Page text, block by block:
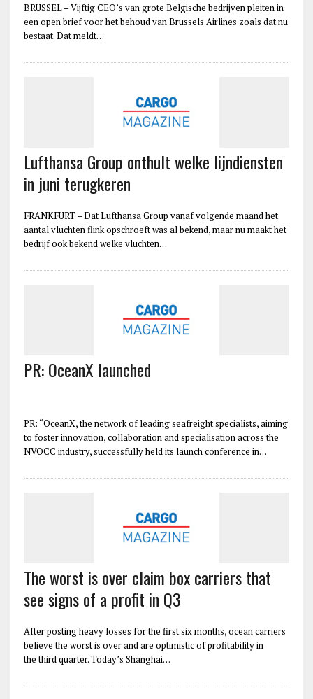
BRUSSEL – Vijftig CEO’s van grote Belgische bedrijven pleiten in
een open brief voor het behoud van Brussels Airlines zoals dat nu
bestaat. Dat meldt…
Lufthansa Group onthult welke lijndiensten
in juni terugkeren
FRANKFURT – Dat Lufthansa Group vanaf volgende maand het
aantal vluchten flink opschroeft was al bekend, maar nu maakt het
bedrijf ook bekend welke vluchten…
PR: OceanX launched
PR: “OceanX, the network of leading seafreight specialists, aiming
to foster innovation, collaboration and specialisation across the
NVOCC industry, successfully held its launch conference in…
The worst is over claim box carriers that
see signs of a profit in Q3
After posting heavy losses for the first six months, ocean carriers
believe the worst is over and are optimistic of profitability in
the third quarter. Today’s Shanghai…